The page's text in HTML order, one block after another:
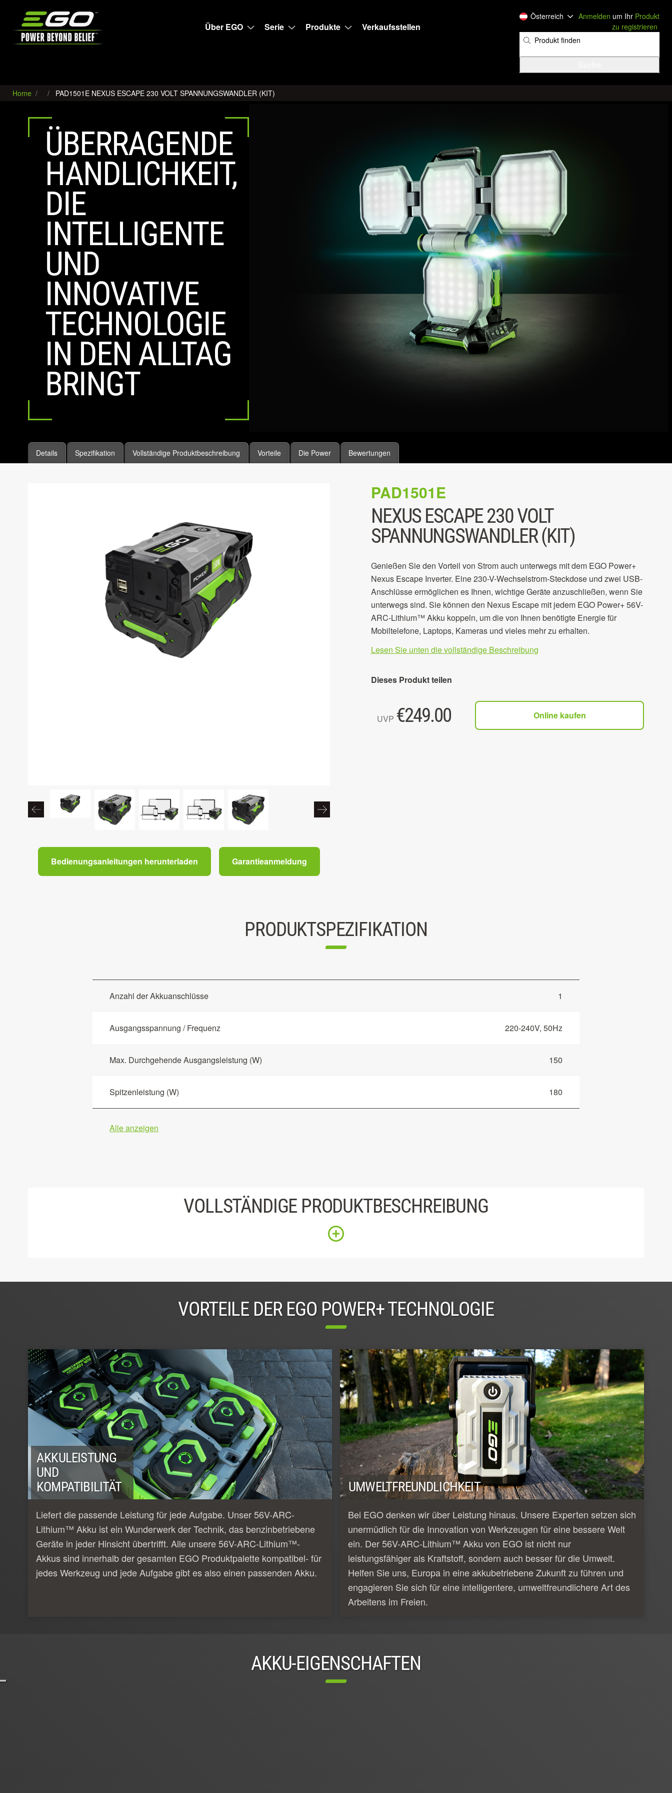
Über EGO
Serie Produkte Verkaufsstellen
Österreich Anmelden um Ihr Produkt
zu registrieren
Home PAD1501E NEXUS ESCAPE 230 VOLT SPANNUNGSWANDLER (KIT)
ÜBERRAGENDE
HANDLICHKEIT,
DIE
INTELLIGENTE
UND
INNOVATIVE
TECHNOLOGIE
IN DEN ALLTAG
BRINGT
Details Spezifikation Vollständige Produktbeschreibung Vorteile Die Power Bewertungen
Bedienungsanleitungen herunterladen Garantieanmeldung
PAD1501E
NEXUS ESCAPE 230 VOLT
SPANNUNGSWANDLER (KIT)
Genießen Sie den Vorteil von Strom auch unterwegs mit dem EGO Power+
Nexus Escape Inverter. Eine 230-V-Wechselstrom-Steckdose und zwei USB-
Anschlüsse ermöglichen es Ihnen, wichtige Geräte anzuschließen, wenn Sie
unterwegs sind. Sie können den Nexus Escape mit jedem EGO Power+ 56V-
ARC-Lithium™ Akku koppeln, um die von Ihnen benötigte Energie für
Mobiltelefone, Laptops, Kameras und vieles mehr zu erhalten.
Lesen Sie unten die vollständige Beschreibung
Dieses Produkt teilen
UVP €249.00 Online kaufen
PRODUKTSPEZIFIKATION
Anzahl der Akkuanschlüsse 1
Ausgangsspannung / Frequenz 220-240V, 50Hz
Max. Durchgehende Ausgangsleistung (W) 150
Spitzenleistung (W) 180
Alle anzeigen
VOLLSTÄNDIGE PRODUKTBESCHREIBUNG
VORTEILE DER EGO POWER+ TECHNOLOGIE
AKKULEISTUNG
UND
KOMPATIBILITÄT
Liefert die passende Leistung für jede Aufgabe. Unser 56V-ARC-
Lithium™ Akku ist ein Wunderwerk der Technik, das benzinbetriebene
Geräte in jeder Hinsicht übertrifft. Alle unsere 56V-ARC-Lithium™-
Akkus sind innerhalb der gesamten EGO Produktpalette kompatibel- für
jedes Werkzeug und jede Aufgabe gibt es also einen passenden Akku.
UMWELTFREUNDLICHKEIT
Bei EGO denken wir über Leistung hinaus. Unsere Experten setzen sich
unermüdlich für die Innovation von Werkzeugen für eine bessere Welt
ein. Der 56V-ARC-Lithium™ Akku von EGO ist nicht nur
leistungsfähiger als Kraftstoff, sondern auch besser für die Umwelt.
Helfen Sie uns, Europa in eine akkubetriebene Zukunft zu führen und
engagieren Sie sich für eine intelligentere, umweltfreundlichere Art des
Arbeitens im Freien.
AKKU-EIGENSCHAFTEN